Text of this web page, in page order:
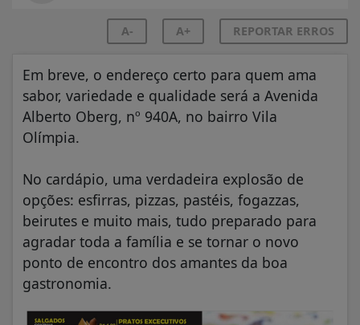
A- A+ REPORTAR ERROS
Em breve, o endereço certo para quem ama
sabor, variedade e qualidade será a Avenida
Alberto Oberg, nº 940A, no bairro Vila
Olímpia.
No cardápio, uma verdadeira explosão de
opções: esfirras, pizzas, pastéis, fogazzas,
beirutes e muito mais, tudo preparado para
agradar toda a família e se tornar o novo
ponto de encontro dos amantes da boa
gastronomia.